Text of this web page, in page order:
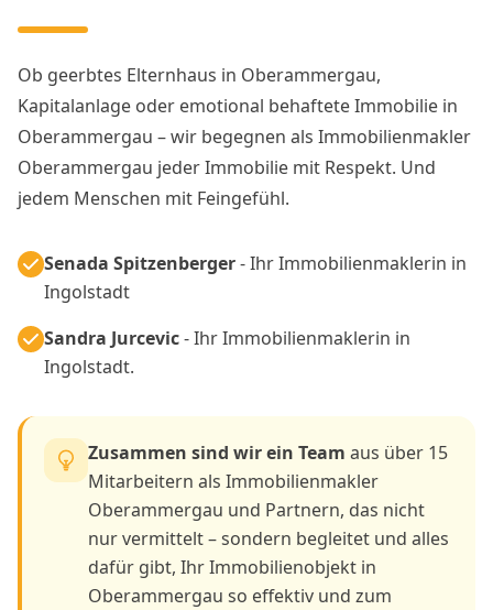
Ob geerbtes Elternhaus in Oberammergau,
Kapitalanlage oder emotional behaftete Immobilie in
Oberammergau – wir begegnen als Immobilienmakler
Oberammergau jeder Immobilie mit Respekt. Und
jedem Menschen mit Feingefühl.
Senada Spitzenberger- Ihr Immobilienmaklerin in
Ingolstadt
Sandra Jurcevic- Ihr Immobilienmaklerin in
Ingolstadt.
Zusammen sind wir ein Team aus über 15
Mitarbeitern als Immobilienmakler
Oberammergau und Partnern, das nicht
nur vermittelt – sondern begleitet und alles
dafür gibt, Ihr Immobilienobjekt in
Oberammergau so effektiv und zum